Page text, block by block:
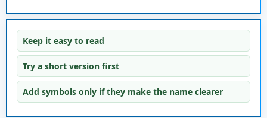
Keep it easy to read
Try a short version first
Add symbols only if they make the name clearer